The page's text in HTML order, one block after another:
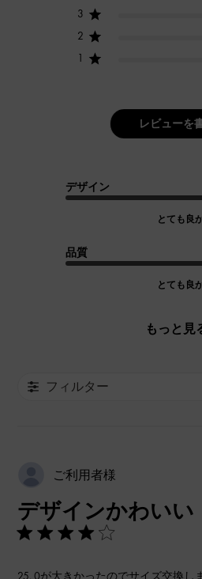
3
2
1
レビューを
デザイン
とても良
品質
とても良
もっと見
フィルター
ご利用者様
デザインかわいい
25. 0が大きかったのでサイズ交換し